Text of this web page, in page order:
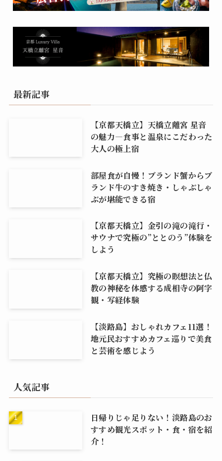
最新記事
【京都天橋立】天橋立離宮 星音
の魅力―食事と温泉にこだわった
大人の極上宿
部屋食が自慢！ブランド蟹からブ
ランド牛のすき焼き・しゃぶしゃ
ぶが堪能できる宿
【京都天橋立】金引の滝の滝行・
サウナで究極の”ととのう”体験を
しよう
【京都天橋立】究極の瞑想法と仏
教の神秘を体感する成相寺の阿字
観・写経体験
【淡路島】おしゃれカフェ11選！
地元民おすすめカフェ巡りで美食
と芸術を感じよう
人気記事
日帰りじゃ足りない！淡路島のお
すすめ観光スポット・食・宿を紹
介！